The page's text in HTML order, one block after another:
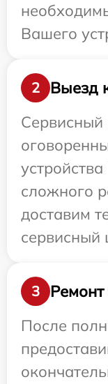
Вашего
2
Выезд
Сервисный
сложного
доставим
сервисный
3
Ремонт
После